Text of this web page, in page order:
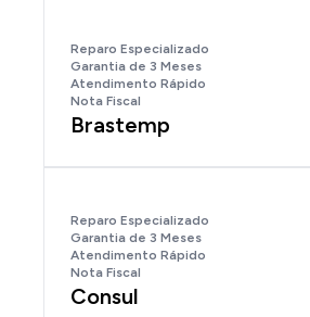
Reparo Especializado
Garantia de 3 Meses
Atendimento Rápido
Nota Fiscal
Brastemp
Reparo Especializado
Garantia de 3 Meses
Atendimento Rápido
Nota Fiscal
Consul